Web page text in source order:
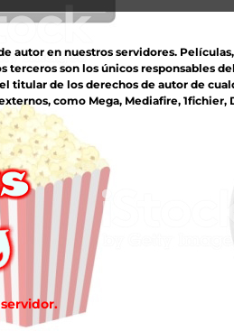
en nuestros servidores.
terceros son los únicos responsables
titular de los derechos de autor de
como Mega, Mediafire, 1fichier,